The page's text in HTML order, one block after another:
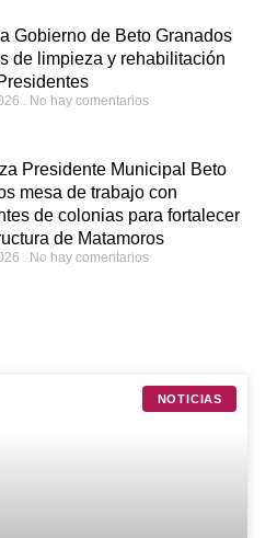
Gobierno de Beto Granados
de limpieza y rehabilitación
No hay comentarios
Presidente Municipal Beto
mesa de trabajo con
de colonias para fortalecer
de Matamoros
No hay comentarios
NOTICIAS